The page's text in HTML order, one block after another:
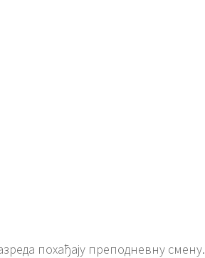
похађају преподневну смену.